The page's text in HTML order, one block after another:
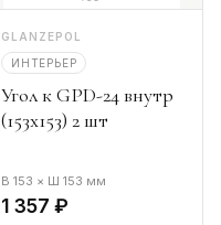
GLANZEPOL
ИНТЕРЬЕР
Угол к GPD-24 внутр
(153х153) 2 шт
В 153 × Ш 153 мм
1 357 ₽